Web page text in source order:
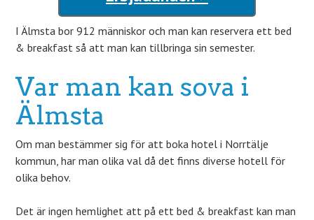
I Älmsta bor 912 människor och man kan reservera ett bed
& breakfast så att man kan tillbringa sin semester.
Var man kan sova i
Älmsta
Om man bestämmer sig för att boka hotel i Norrtälje
kommun, har man olika val då det finns diverse hotell för
olika behov.
Det är ingen hemlighet att på ett bed & breakfast kan man